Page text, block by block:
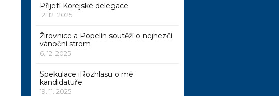
Přijetí Korejské delegace
12. 12. 2025
Žirovnice a Popelín soutěží o nejhezčí
vánoční strom
6. 12. 2025
Spekulace iRozhlasu o mé
kandidatuře
19. 11. 2025